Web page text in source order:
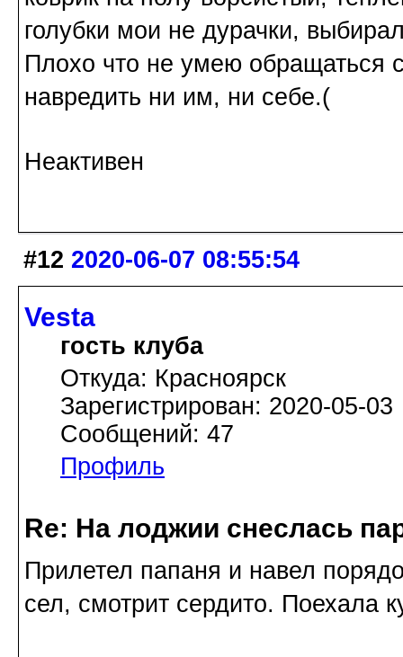
голубки мои не дурачки,
Плохо что не умею обращаться
навредить ни им, ни себе.(
Неактивен
#12 2020-06-07 08:55:54
Vesta
гость клуба
Откуда: Красноярск
Зарегистрирован: 2020-05-03
Сообщений: 47
Профиль
Re: На лоджии снеслась
Прилетел папаня и навел
сел, смотрит сердито. Поехала